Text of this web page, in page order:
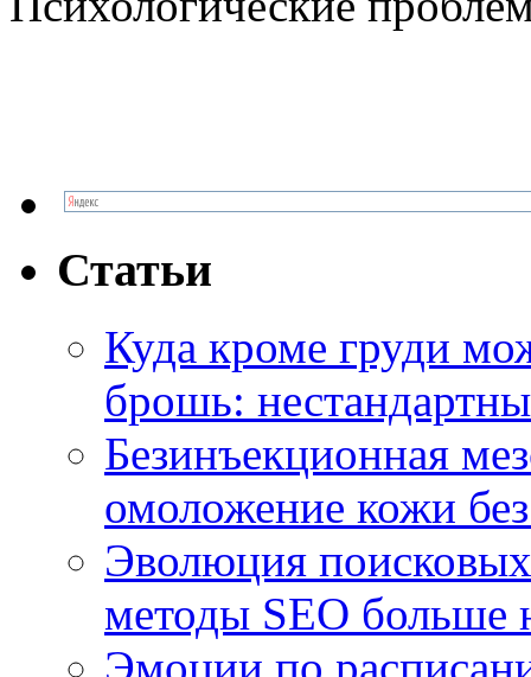
Статьи
Куда кроме груди
брошь:
Безинъекционная
омоложение кожи
Эволюция
методы SEO больше
Эмоции по